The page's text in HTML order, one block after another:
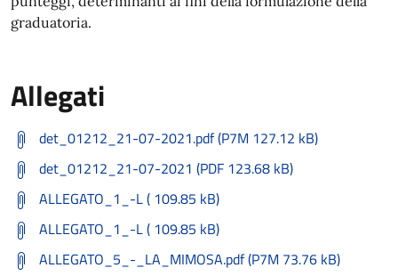
graduatoria.
Allegati
det_01212_21-07-2021.pdf (P7M 127.12 kB)
det_01212_21-07-2021 (PDF 123.68 kB)
ALLEGATO_1_-L ( 109.85 kB)
ALLEGATO_1_-L ( 109.85 kB)
ALLEGATO_5_-_LA_MIMOSA.pdf (P7M 73.76 kB)